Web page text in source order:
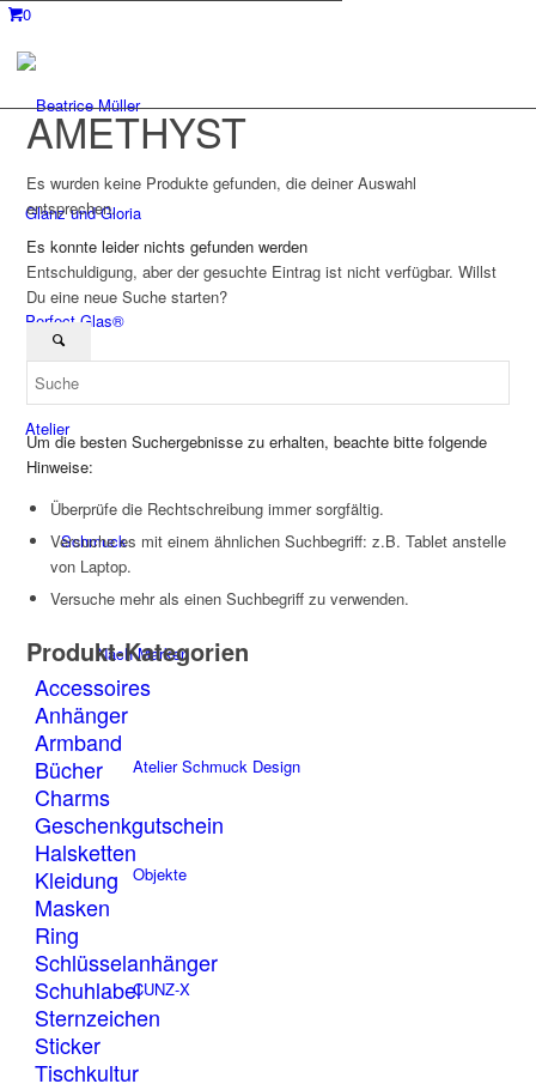
0
Glanz und Gloria
Perfect Glas®
Atelier
Schmuck
Nach Marken
Atelier Schmuck Design
Objekte
CUNZ-X
AMETHYST
Es wurden keine Produkte gefunden, die deiner Auswahl
entsprechen.
Es konnte leider nichts gefunden werden
Entschuldigung, aber der gesuchte Eintrag ist nicht verfügbar. Willst
Du eine neue Suche starten?
Um die besten Suchergebnisse zu erhalten, beachte bitte folgende
Hinweise:
Überprüfe die Rechtschreibung immer sorgfältig.
Versuche es mit einem ähnlichen Suchbegriff: z.B. Tablet anstelle
von Laptop.
Versuche mehr als einen Suchbegriff zu verwenden.
Produkt-Kategorien
Accessoires
Anhänger
Armband
Bücher
Charms
Geschenkgutschein
Halsketten
Kleidung
Masken
Ring
Schlüsselanhänger
Schuhlabel
Sternzeichen
Sticker
Tischkultur